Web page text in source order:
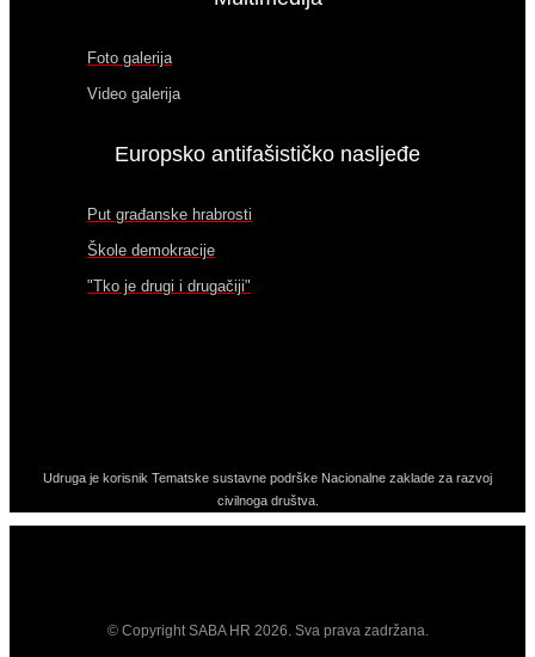
Foto galerija
Video galerija
Europsko antifašističko nasljeđe
Put građanske hrabrosti
Škole demokracije
"Tko je drugi i drugačiji"
Udruga je korisnik Tematske sustavne podrške Nacionalne zaklade za razvoj
civilnoga društva.
© Copyright SABA HR 2026. Sva prava zadržana.